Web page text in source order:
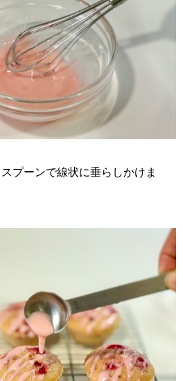
プーンで線状に垂らしかけま